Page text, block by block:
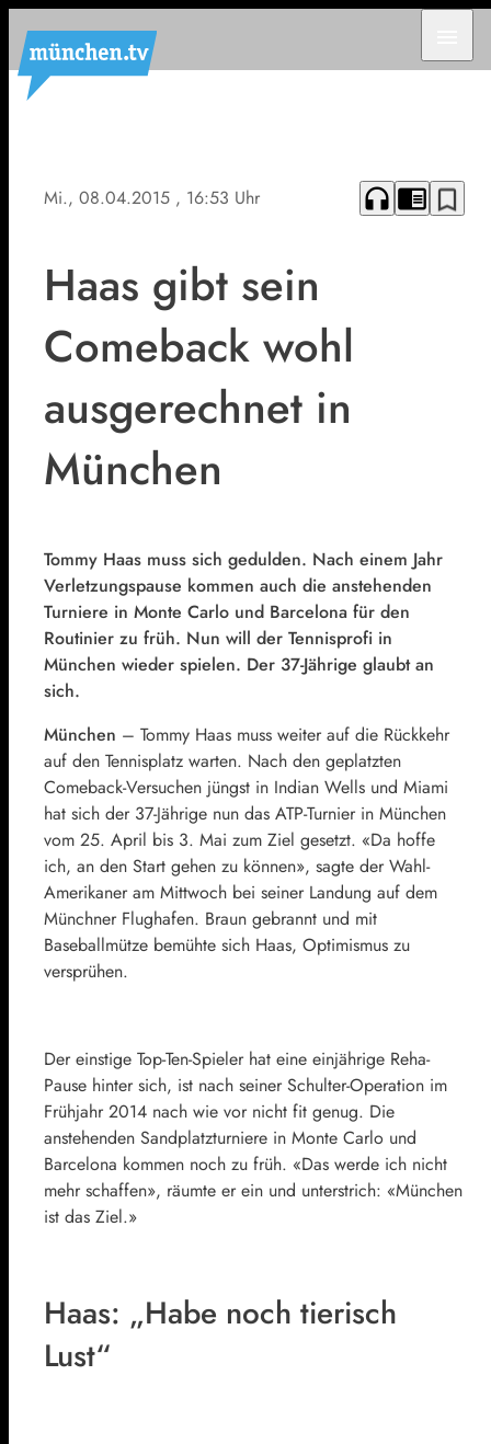
Mi., 08.04.2015 , 16:53 Uhr headphones chrome_reader_mode bookmark_border
Haas gibt sein
Comeback wohl
ausgerechnet in
München
Tommy Haas muss sich gedulden. Nach einem Jahr
Verletzungspause kommen auch die anstehenden
Turniere in Monte Carlo und Barcelona für den
Routinier zu früh. Nun will der Tennisprofi in
München wieder spielen. Der 37-Jährige glaubt an
sich.
München – Tommy Haas muss weiter auf die Rückkehr
auf den Tennisplatz warten. Nach den geplatzten
Comeback-Versuchen jüngst in Indian Wells und Miami
hat sich der 37-Jährige nun das ATP-Turnier in München
vom 25. April bis 3. Mai zum Ziel gesetzt. «Da hoffe
ich, an den Start gehen zu können», sagte der Wahl-
Amerikaner am Mittwoch bei seiner Landung auf dem
Münchner Flughafen. Braun gebrannt und mit
Baseballmütze bemühte sich Haas, Optimismus zu
versprühen.
Der einstige Top-Ten-Spieler hat eine einjährige Reha-
Pause hinter sich, ist nach seiner Schulter-Operation im
Frühjahr 2014 nach wie vor nicht fit genug. Die
anstehenden Sandplatzturniere in Monte Carlo und
Barcelona kommen noch zu früh. «Das werde ich nicht
mehr schaffen», räumte er ein und unterstrich: «München
ist das Ziel.»
Haas: „Habe noch tierisch
Lust“